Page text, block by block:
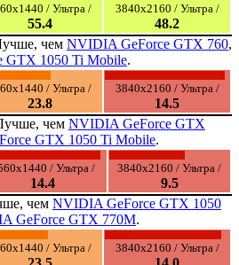
/ Ультра /
55.4
3840x2160 / Ультра /
48.2
чем NVIDIA GeForce GTX 760,
GTX 1050 Ti Mobile.
/ Ультра /
23.8
3840x2160 / Ультра /
14.5
чем NVIDIA GeForce GTX
GTX 1050 Ti Mobile.
/ Ультра /
14.4
3840x2160 / Ультра /
9.5
чем NVIDIA GeForce GTX 1050
GeForce GTX 770M.
/ Ультра / 3840x2160 / Ультра /